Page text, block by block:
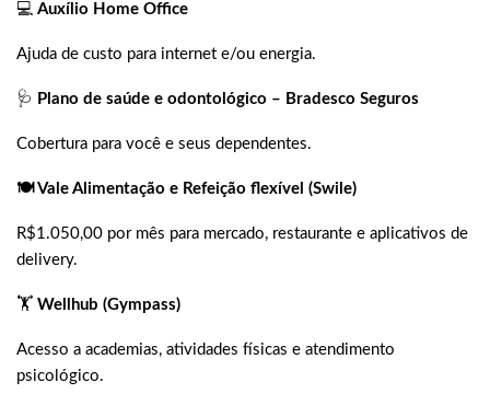
💻 Auxílio Home Office
Ajuda de custo para internet e/ou energia.
🩺 Plano de saúde e odontológico – Bradesco Seguros
Cobertura para você e seus dependentes.
🍽️ Vale Alimentação e Refeição flexível (Swile)
R$1.050,00 por mês para mercado, restaurante e aplicativos de
delivery.
🏋️ Wellhub (Gympass)
Acesso a academias, atividades físicas e atendimento
psicológico.